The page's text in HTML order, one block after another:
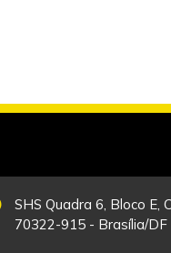
SHS Quadra 6, Bloco E,
70322-915 - Brasília/DF